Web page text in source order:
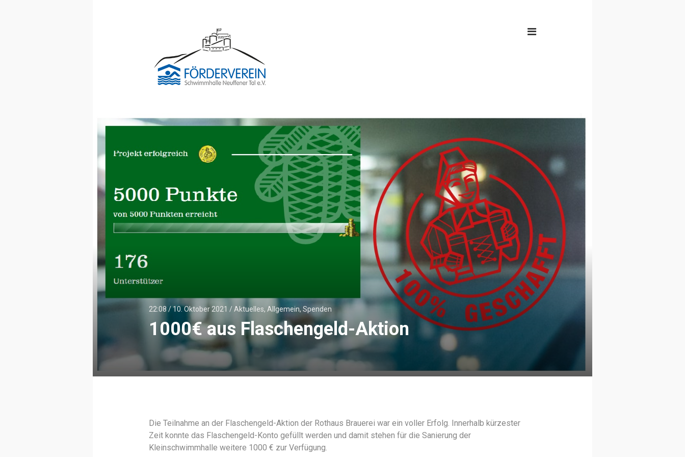
22:08 /10. Oktober 2021 / Aktuelles, Allgemein, Spenden
1000€ aus Flaschengeld-Aktion
Die Teilnahme an der Flaschengeld-Aktion der Rothaus Brauerei war ein voller Erfolg. Innerhalb kürzester
Zeit konnte das Flaschengeld-Konto gefüllt werden und damit stehen für die Sanierung der
Kleinschwimmhalle weitere 1000 € zur Verfügung.